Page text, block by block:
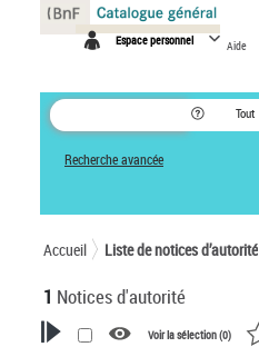
Espace personnel Aide
Tout
Recherche avancée
Accueil Liste de notices d’autorité
1 Notices d'autorité
Voir la sélection (0)
Panneau de gestion des cookies